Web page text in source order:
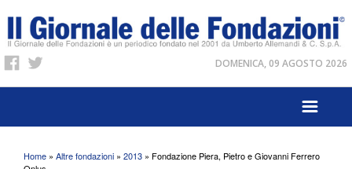
DOMENICA, 09 AGOSTO 2026
Tu sei qui
Home » Altre fondazioni » 2013 » Fondazione Piera, Pietro e Giovanni Ferrero